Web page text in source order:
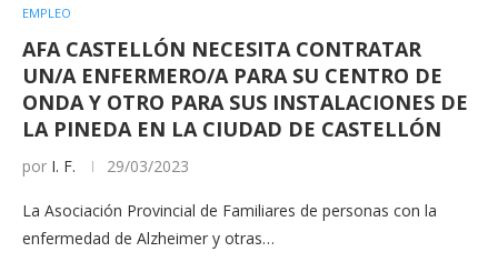
EMPLEO
AFA CASTELLÓN NECESITA CONTRATAR
UN/A ENFERMERO/A PARA SU CENTRO DE
ONDA Y OTRO PARA SUS INSTALACIONES DE
LA PINEDA EN LA CIUDAD DE CASTELLÓN
por I. F. 29/03/2023
La Asociación Provincial de Familiares de personas con la
enfermedad de Alzheimer y otras…